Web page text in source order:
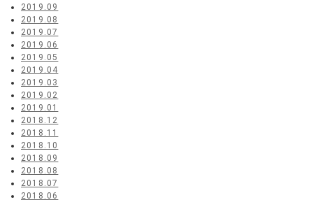
2019.09
2019.08
2019.07
2019.06
2019.05
2019.04
2019.03
2019.02
2019.01
2018.12
2018.11
2018.10
2018.09
2018.08
2018.07
2018.06